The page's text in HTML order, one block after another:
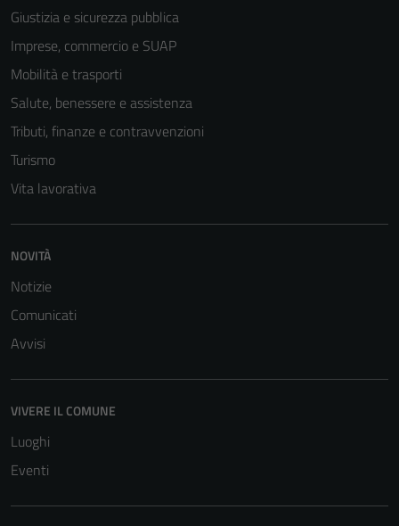
Giustizia e sicurezza pubblica
Imprese, commercio e SUAP
Mobilità e trasporti
Salute, benessere e assistenza
Tributi, finanze e contravvenzioni
Turismo
Vita lavorativa
NOVITÀ
Notizie
Comunicati
Avvisi
VIVERE IL COMUNE
Luoghi
Eventi
informazioni